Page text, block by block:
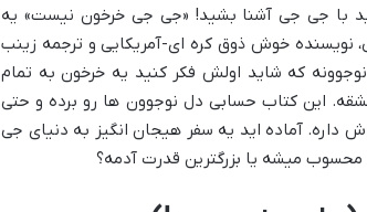
با جی جی آشنا بشید! «جی جی خرخون نیست» یه
نویسنده خوش ذوق کره ای-آمریکایی و ترجمه زینب
که شاید اولش فکر کنید یه خرخون به تمام
این کتاب حسابی دل نوجوون ها رو برده و حتی
۲۰۱۵ تا ۲۰۲۵ رو هم تو کارنامه اش داره. آماده اید یه سفر هیجان انگیز به دنیای جی
میشه یا بزرگترین قدرت آدمه؟